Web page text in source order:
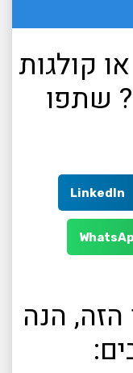
קולגות
שתפו
LinkedIn
הנה